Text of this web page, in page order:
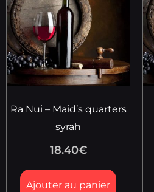
Ra Nui – Maid’s quarters
syrah
18.40€
Ajouter au panier